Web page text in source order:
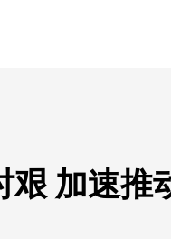
艰 加速推